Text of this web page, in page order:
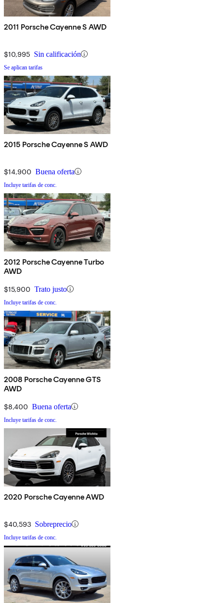
2011 Porsche Cayenne S AWD
$10,995 Sin calificación
Se aplican tarifas
2015 Porsche Cayenne S AWD
$14,900 Buena oferta
Incluye tarifas de conc.
2012 Porsche Cayenne Turbo
AWD
$15,900 Trato justo
Incluye tarifas de conc.
2008 Porsche Cayenne GTS
AWD
$8,400 Buena oferta
Incluye tarifas de conc.
2020 Porsche Cayenne AWD
$40,593 Sobreprecio
Incluye tarifas de conc.